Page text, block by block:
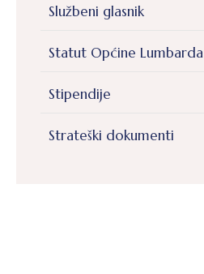
Službeni glasnik
Statut Općine Lumbarda
Stipendije
Strateški dokumenti